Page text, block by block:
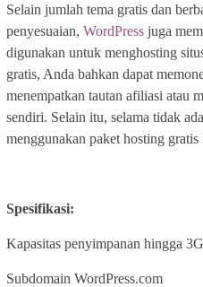
Selain jumlah tema gratis dan
penyesuaian, WordPress juga
digunakan untuk menghosting
gratis, Anda bahkan dapat
menempatkan tautan afiliasi atau
sendiri. Selain itu, selama tidak
menggunakan paket hosting
Spesifikasi:
Kapasitas penyimpanan hingga
Subdomain WordPress.com